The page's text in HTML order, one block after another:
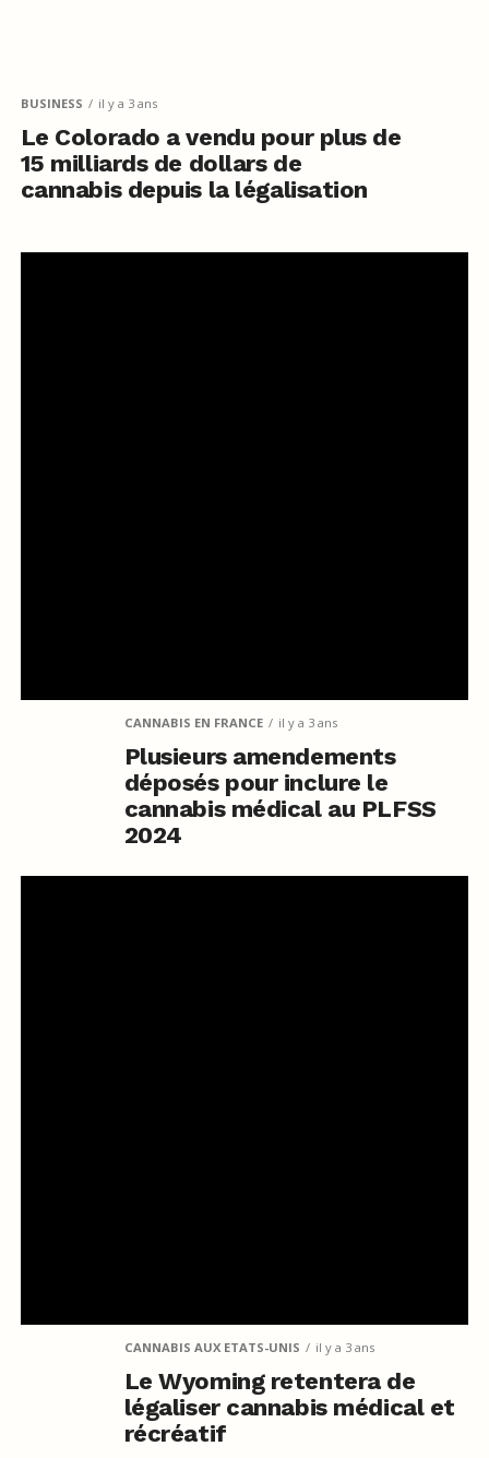
BUSINESS il y a 3 ans
Le Colorado a vendu pour plus de
15 milliards de dollars de
cannabis depuis la légalisation
CANNABIS EN FRANCE il y a 3 ans
Plusieurs amendements
déposés pour inclure le
cannabis médical au PLFSS
2024
CANNABIS AUX ETATS-UNIS il y a 3 ans
Le Wyoming retentera de
légaliser cannabis médical et
récréatif